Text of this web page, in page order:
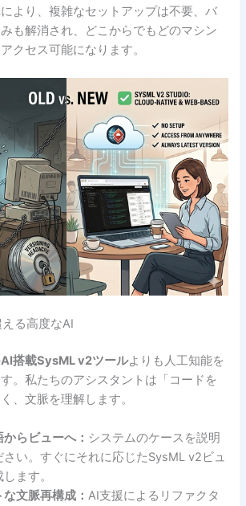
より、複雑なセットアップは不要、バ
も解消され、どこからでもどのマシン
クセス可能になります。
る高度なAI
AI搭載SysML v2ツールよりも人工知能を
。私たちのアシスタントは「コードを
、文脈を理解します。
からビューへ： システムのケースを説明
さい。すぐにそれに応じたSysML v2ビュ
ます。
な文脈再構成： AI支援によるリファクタ